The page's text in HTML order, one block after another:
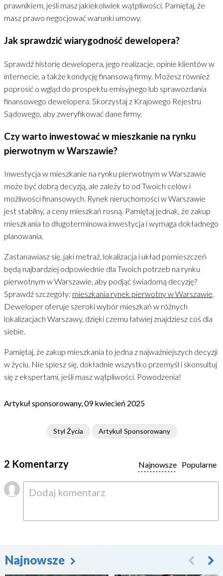
prawnikiem, jeśli masz jakiekolwiek wątpliwości. Pamiętaj, że
masz prawo negocjować warunki umowy.
Jak sprawdzić wiarygodność dewelopera?
Sprawdź historię dewelopera, jego realizacje, opinie klientów w
internecie, a także kondycję finansową firmy. Możesz również
poprosić o wgląd do prospektu emisyjnego lub sprawozdania
finansowego dewelopera. Skorzystaj z Krajowego Rejestru
Sądowego, aby zweryfikować dane firmy.
Czy warto inwestować w mieszkanie na rynku
pierwotnym w Warszawie?
Inwestycja w mieszkanie na rynku pierwotnym w Warszawie
może być dobrą decyzją, ale zależy to od Twoich celów i
możliwości finansowych. Rynek nieruchomości w Warszawie
jest stabilny, a ceny mieszkań rosną. Pamiętaj jednak, że zakup
mieszkania to długoterminowa inwestycja i wymaga dokładnego
planowania.
Zastanawiasz się, jaki metraż, lokalizacja i układ pomieszczeń
będą najbardziej odpowiednie dla Twoich potrzeb na rynku
pierwotnym w Warszawie, aby podjąć świadomą decyzję?
Sprawdź szczegóły: mieszkania rynek pierwotny w Warszawie.
Deweloper oferuje szeroki wybór mieszkań w różnych
lokalizacjach Warszawy, dzięki czemu łatwiej znajdziesz coś dla
siebie.
Pamiętaj, że zakup mieszkania to jedna z najważniejszych decyzji
w życiu. Nie spiesz się, dokładnie wszystko przemyśl i skonsultuj
się z ekspertami, jeśli masz wątpliwości. Powodzenia!
Artykuł sponsorowany, 09 kwiecień 2025
Styl Życia Artykuł Sponsorowany
2 Komentarzy Popularne
Najnowsze
Najnowsze